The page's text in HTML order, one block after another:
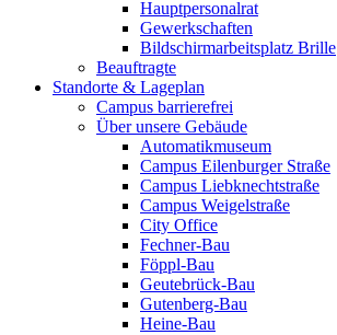
Hauptpersonalrat
Gewerkschaften
Bildschirmarbeitsplatz Brille
Beauftragte
Standorte & Lageplan
Campus barrierefrei
Über unsere Gebäude
Automatikmuseum
Campus Eilenburger Straße
Campus Liebknechtstraße
Campus Weigelstraße
City Office
Fechner-Bau
Föppl-Bau
Geutebrück-Bau
Gutenberg-Bau
Heine-Bau